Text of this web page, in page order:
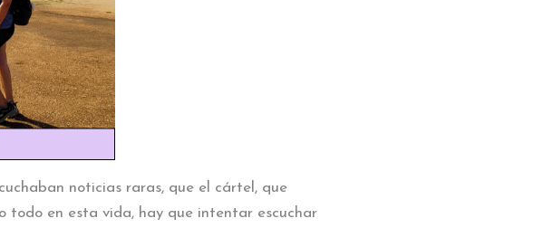
noticias raras, que el cártel, que
todo en esta vida, hay que intentar escuchar